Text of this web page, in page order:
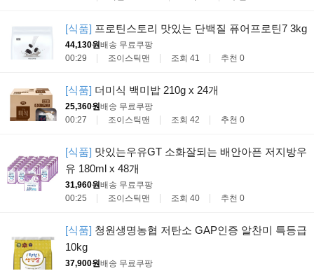
[식품] 프로틴스토리 맛있는 단백질 퓨어프로틴7 3kg
44,130원배송 무료쿠팡
00:29
조이스틱맨 조회 41 추천 0
[식품] 더미식 백미밥 210g x 24개
25,360원배송 무료쿠팡
00:27
조이스틱맨 조회 42 추천 0
[식품] 맛있는우유GT 소화잘되는 배안아픈 저지방우
유 180ml x 48개
31,960원배송 무료쿠팡
00:25
조이스틱맨 조회 40 추천 0
[식품] 청원생명농협 저탄소 GAP인증 알찬미 특등급
10kg
37,900원배송 무료쿠팡